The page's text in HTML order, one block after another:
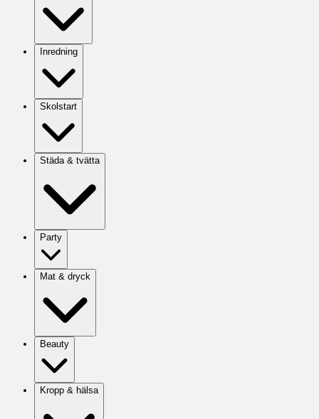
Inredning
Skolstart
Städa & tvätta
Party
Mat & dryck
Beauty
Kropp & hälsa